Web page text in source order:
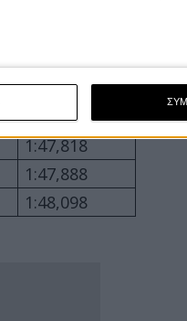
1:47,323
1:47,443
1:47,818
1:47,888
1:48,098